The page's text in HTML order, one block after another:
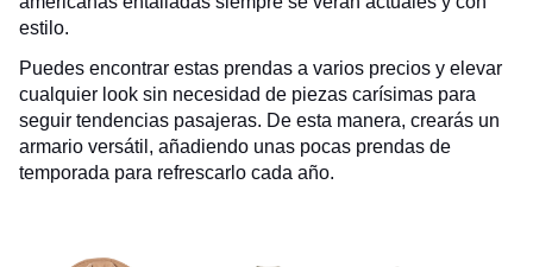
estilo.
Puedes encontrar estas prendas a varios precios y elevar
cualquier look sin necesidad de piezas carísimas para
seguir tendencias pasajeras. De esta manera, crearás un
armario versátil, añadiendo unas pocas prendas de
temporada para refrescarlo cada año.